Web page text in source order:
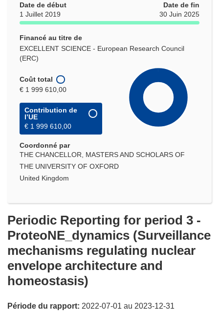
Date de début
1 Juillet 2019
Date de fin
30 Juin 2025
Financé au titre de
EXCELLENT SCIENCE - European Research Council
(ERC)
Coût total
€ 1 999 610,00
Contribution de
l’UE
€ 1 999 610,00
Coordonné par
THE CHANCELLOR, MASTERS AND SCHOLARS OF
THE UNIVERSITY OF OXFORD
United Kingdom
Periodic Reporting for period 3 -
ProteoNE_dynamics (Surveillance
mechanisms regulating nuclear
envelope architecture and
homeostasis)
Période du rapport: 2022-07-01 au 2023-12-31